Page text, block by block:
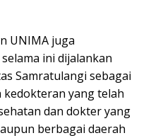
UNIMA juga
ini dijalankan
Samratulangi sebagai
yang telah
dan dokter yang
berbagai daerah